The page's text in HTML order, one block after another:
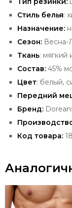
Стиль белья:
Назначение:
Сезон: Весна-
Ткань: мягкий
Состав: 45%
Цвет: белый,
Передний
Бренд:
Код товара: